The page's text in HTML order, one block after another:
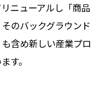
ニューアルし「商品
のバックグラウンド
含め新しい産業プロ
す。